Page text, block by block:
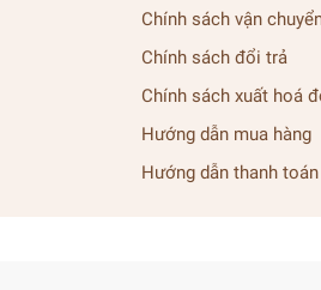
Chính sách vận
Chính sách đổi trả
Chính sách xuất hoá
Hướng dẫn mua hàng
Hướng dẫn thanh toán